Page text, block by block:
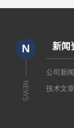
N
NEWS
新闻
公司新
技术文